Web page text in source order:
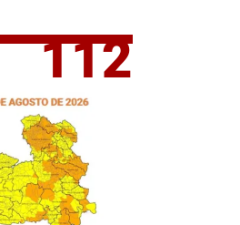
Emiliano García-
112